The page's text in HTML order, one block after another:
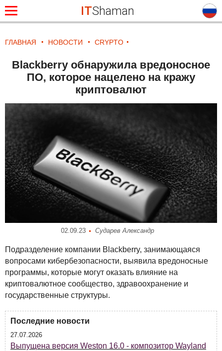
ITShaman
ГЛАВНАЯ НОВОСТИ CRYPTO
Blackberry обнаружила вредоносное
ПО, которое нацелено на кражу
криптовалют
02.09.23 Сударев Александр
Подразделение компании Blackberry, занимающаяся
вопросами кибербезопасности, выявила вредоносные
программы, которые могут оказать влияние на
криптовалютное сообщество, здравоохранение и
государственные структуры.
Последние новости
27.07.2026
Выпущена версия Weston 16.0 - композитор Wayland